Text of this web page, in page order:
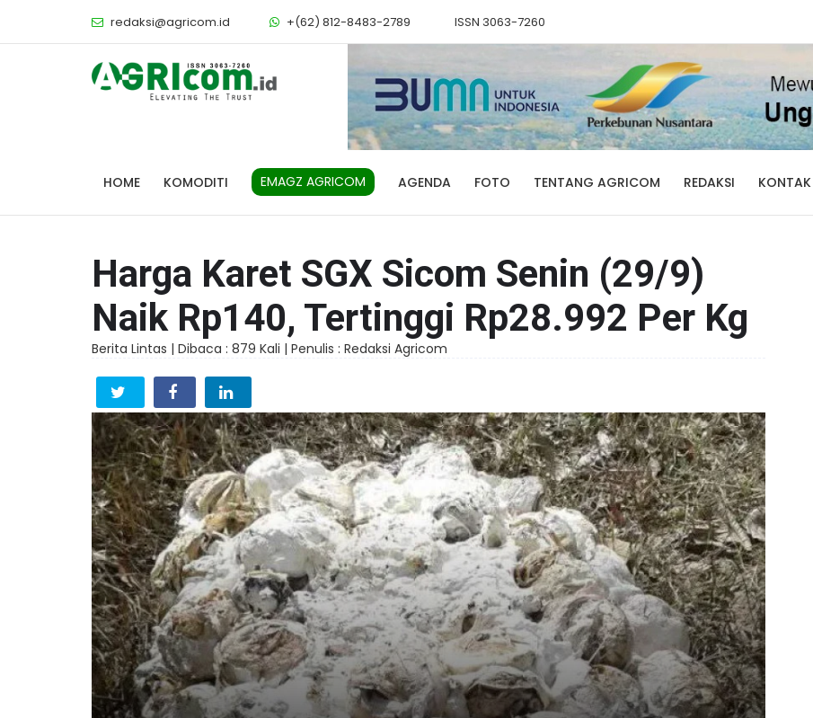
redaksi@agricom.id +(62) 812-8483-2789 ISSN 3063-7260
HOME KOMODITI EMAGZ AGRICOM AGENDA FOTO TENTANG AGRICOM REDAKSI KONTAK
Harga Karet SGX Sicom Senin (29/9)
Naik Rp140, Tertinggi Rp28.992 Per Kg
Berita Lintas | Dibaca : 879 Kali | Penulis : Redaksi Agricom